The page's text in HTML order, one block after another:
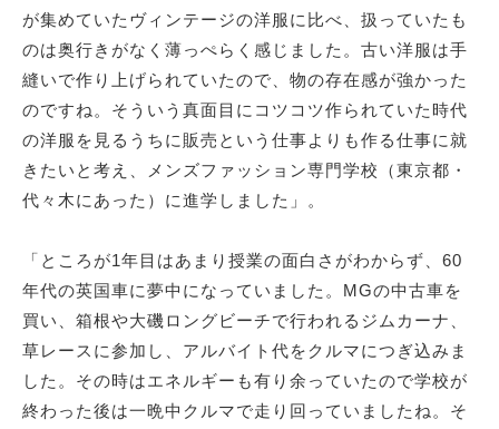
が集めていたヴィンテージの洋服に比べ、扱っていたも
のは奥行きがなく薄っぺらく感じました。古い洋服は手
縫いで作り上げられていたので、物の存在感が強かった
のですね。そういう真面目にコツコツ作られていた時代
の洋服を見るうちに販売という仕事よりも作る仕事に就
きたいと考え、メンズファッション専門学校（東京都・
代々木にあった）に進学しました」。
「ところが1年目はあまり授業の面白さがわからず、60
年代の英国車に夢中になっていました。MGの中古車を
買い、箱根や大磯ロングビーチで行われるジムカーナ、
草レースに参加し、アルバイト代をクルマにつぎ込みま
した。その時はエネルギーも有り余っていたので学校が
終わった後は一晩中クルマで走り回っていましたね。そ